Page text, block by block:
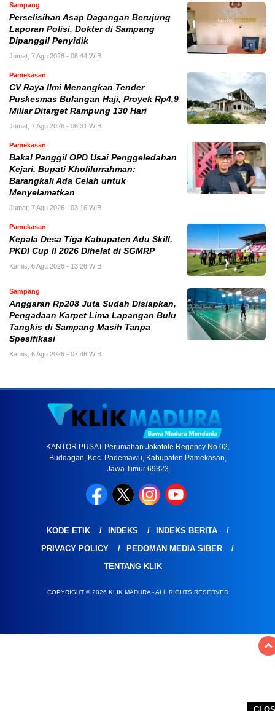
Sampang
Perselisihan Asap Dagangan Berujung
Laporan Polisi, Dokter di Sampang
Dipanggil Penyidik
Jumat, 7 Agu 2026 - 06:44 WIB
Pamekasan
CV Raya Ilmi Menangkan Tender
Puskesmas Bulangan Haji, Proyek Rp4,9
Miliar Ditarget Rampung 130 Hari
Jumat, 7 Agu 2026 - 06:31 WIB
Pamekasan
Bakal Panggil OPD Usai Penggeledahan
Kejari, Bupati Kholilurrahman:
Barangkali Ada Celah untuk
Menyelamatkan
Jumat, 7 Agu 2026 - 03:16 WIB
Pamekasan
Kepala Desa Tiga Kabupaten Adu Skill,
PKDI Cup II 2026 Dihelat di SGMRP
Kamis, 6 Agu 2026 - 13:26 WIB
Sampang
Anggaran Rp208 Juta Sudah Disiapkan,
Pengadaan Karpet Lima Lapangan Bulu
Tangkis di Sampang Masih Tanpa
Spesifikasi
Kamis, 6 Agu 2026 - 07:46 WIB
KANTOR PUSAT Perumahan Jokotole Regency No.02,
Buddagan, Kec. Pademawu, Kabupaten Pamekasan,
Jawa Timur 69323
KODE ETIK INDEKS
INDEKS BERITA
PRIVACY POLICY
PEDOMAN MEDIA SIBER
TENTANG KLIK
COPYRIGHT © 2026 KLIK MADURA - ALL RIGHTS RESERVED